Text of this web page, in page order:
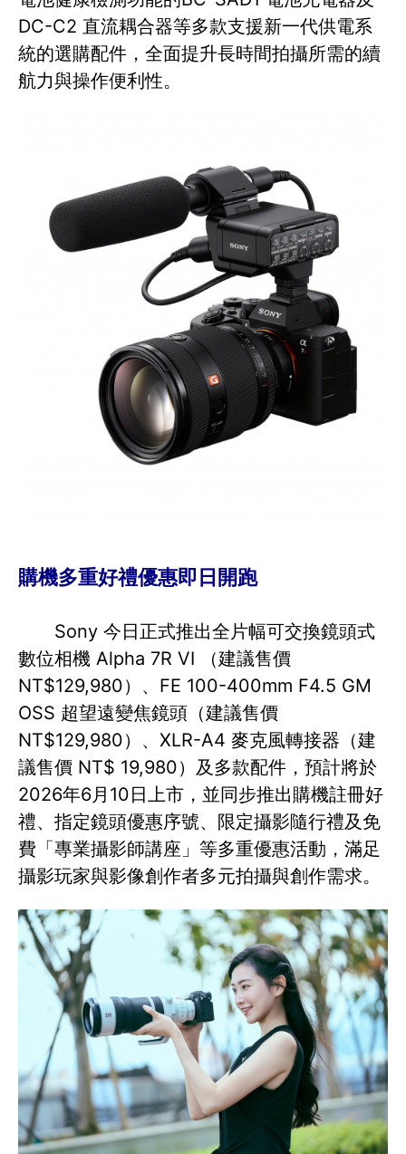
DC-C2 直流耦合器等多款支援新一代供電系
統的選購配件，全面提升長時間拍攝所需的續
航力與操作便利性。
購機多重好禮優惠即日開跑
Sony 今日正式推出全片幅可交換鏡頭式
數位相機 Alpha 7R VI （建議售價
NT$129,980）、FE 100-400mm F4.5 GM
OSS 超望遠變焦鏡頭（建議售價
NT$129,980）、XLR-A4 麥克風轉接器（建
議售價 NT$ 19,980）及多款配件，預計將於
2026年6月10日上市，並同步推出購機註冊好
禮、指定鏡頭優惠序號、限定攝影隨行禮及免
費「專業攝影師講座」等多重優惠活動，滿足
攝影玩家與影像創作者多元拍攝與創作需求。